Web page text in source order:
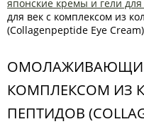
японские кремы и гели
для век с комплексом из
(Collagenpeptide Eye
КОМПЛЕКСОМ ИЗ
ПЕПТИДОВ